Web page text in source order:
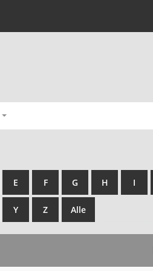
E F G H I
Y Z Alle